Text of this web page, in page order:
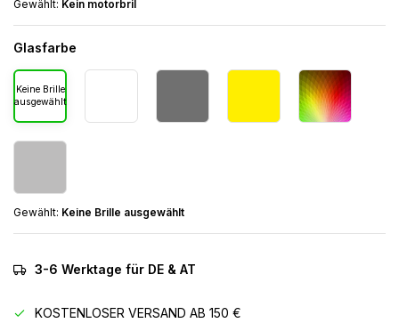
Gewählt: Kein motorbril
Glasfarbe
Keine Brille
ausgewählt
Gewählt: Keine Brille ausgewählt
3-6 Werktage für DE & AT
KOSTENLOSER VERSAND AB 150 €